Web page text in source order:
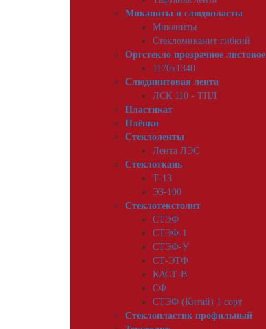
Миканиты и слюдопласты
Миканиты
Стекломиканит гибкий
Оргстекло прозрачное листовое
1170х1340
Слюдинитовая лента
ЛСК 110 - ТПЛ
Пластикат
Плёнки
Стеклоленты
Лента ЛЭС
Стеклоткань
Т-13
ЭЗ-100
Стеклотекстолит
СТЭФ
СТЭФ-1
СТЭФ-У
СТ-ЭТФ
КАСТ-В
СФ
СТЭФ (Китай) 1 сорт
Стеклопластик профильный